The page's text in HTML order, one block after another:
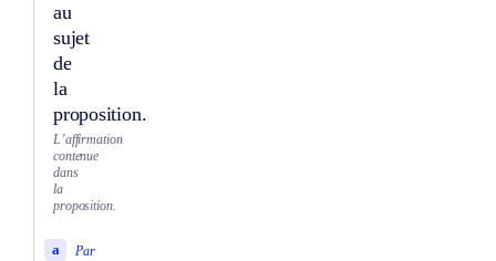
au
sujet
de
la
proposition.
L’affirmation
contenue
dans
la
proposition.
Par
a